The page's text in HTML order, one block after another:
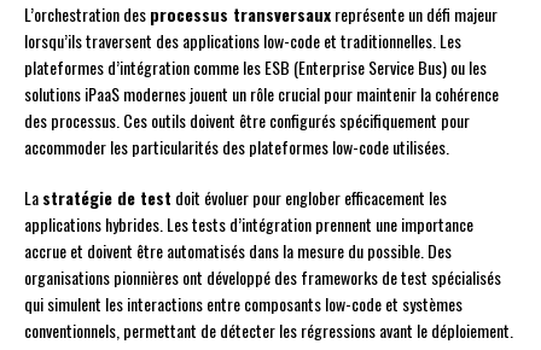
L’orchestration desprocessus transversauxreprésente un défi majeur
lorsqu’ils traversent des applications low-code et traditionnelles. Les
plateformes d’intégration comme les ESB (Enterprise Service Bus) ou les
solutions iPaaS modernes jouent un rôle crucial pour maintenir la cohérence
des processus. Ces outils doivent être configurés spécifiquement pour
accommoder les particularités des plateformes low-code utilisées.
Lastratégie de test doit évoluer pour englober efficacement les
applications hybrides. Les tests d’intégration prennent une importance
accrue et doivent être automatisés dans la mesure du possible. Des
organisations pionnières ont développé des frameworks de test spécialisés
qui simulent les interactions entre composants low-code et systèmes
conventionnels, permettant de détecter les régressions avant le déploiement.